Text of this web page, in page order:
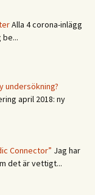
Alla 4 corona-inlägg
undersökning?
april 2018: ny
Connector” Jag har
det är vettigt...